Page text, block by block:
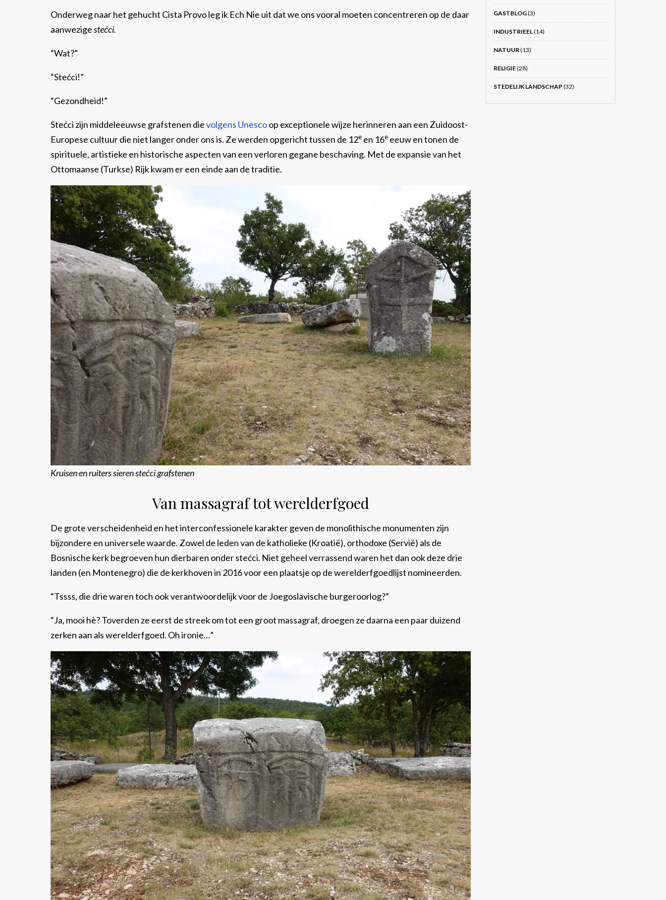
Onderweg naar het gehucht Cista Provo leg ik Ech Nie uit dat we ons vooral moeten concentreren op de daar
aanwezigestećci.
“Wat?”
“Stećci!”
“Gezondheid!”
Stećci zijn middeleeuwse grafstenen dievolgens Unescoop exceptionele wijze herinneren aan een Zuidoost-
Europese cultuur die niet langer onder ons is. Ze werden opgericht tussen de 12e en 16e eeuw en tonen de
spirituele, artistieke en historische aspecten van een verloren gegane beschaving. Met de expansie van het
Ottomaanse (Turkse) Rijk kwam er een einde aan de traditie.
Kruisen en ruiters sieren stećci grafstenen
Van massagraf tot werelderfgoed
De grote verscheidenheid en het interconfessionele karakter geven de monolithische monumenten zijn
bijzondere en universele waarde. Zowel de leden van de katholieke (Kroatië), orthodoxe (Servië) als de
Bosnische kerk begroeven hun dierbaren onder stećci. Niet geheel verrassend waren het dan ook deze drie
landen (en Montenegro) die de kerkhoven in 2016 voor een plaatsje op de werelderfgoedlijst nomineerden.
“Tssss, die drie waren toch ook verantwoordelijk voor de Joegoslavische burgeroorlog?”
“Ja, mooi hè? Toverden ze eerst de streek om tot een groot massagraf, droegen ze daarna een paar duizend
zerken aan als werelderfgoed. Oh ironie…”
GASTBLOG(3)
INDUSTRIEEL(14)
NATUUR (13)
RELIGIE(28)
STEDELIJK LANDSCHAP (32)